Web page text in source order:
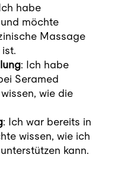
habe
möchte
Massage
: Ich habe
Seramed
wie die
: Ich war bereits in
wissen, wie ich
kann.